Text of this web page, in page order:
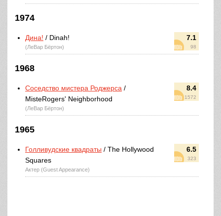
1974
7.1
98
Дина! / Dinah!
(ЛеВар Бёртон)
1968
8.4
1572
Соседство мистера Роджерса /
MisteRogers' Neighborhood
(ЛеВар Бёртон)
1965
6.5
323
Голливудские квадраты / The Hollywood
Squares
Актер (Guest Appearance)